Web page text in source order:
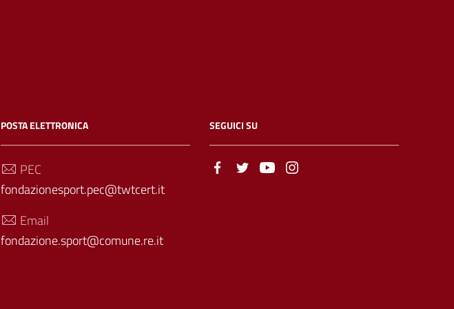
POSTA ELETTRONICA
PEC
fondazionesport.pec@twtcert.it
Email
fondazione.sport@comune.re.it
SEGUICI SU